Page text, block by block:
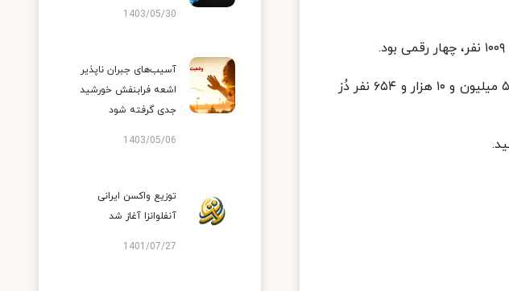
همچنین بر اساس اعلام وزارت بهداشت،‌ تا کنون ۶۴ میلیون و ۶۵۵ هزار و ۷۹۷ نفر دُز اول، ۵۸ میلیون و ۱۰ هزار و ۶۵۴ نفر دُز
1403/05/30
آسیب‌های جبران ناپذیر
اشعه فرابنفش خورشید
جدی گرفته شود
1403/05/06
توزیع واکسن ایرانی
آنفلوانزا آغاز شد
1401/07/27